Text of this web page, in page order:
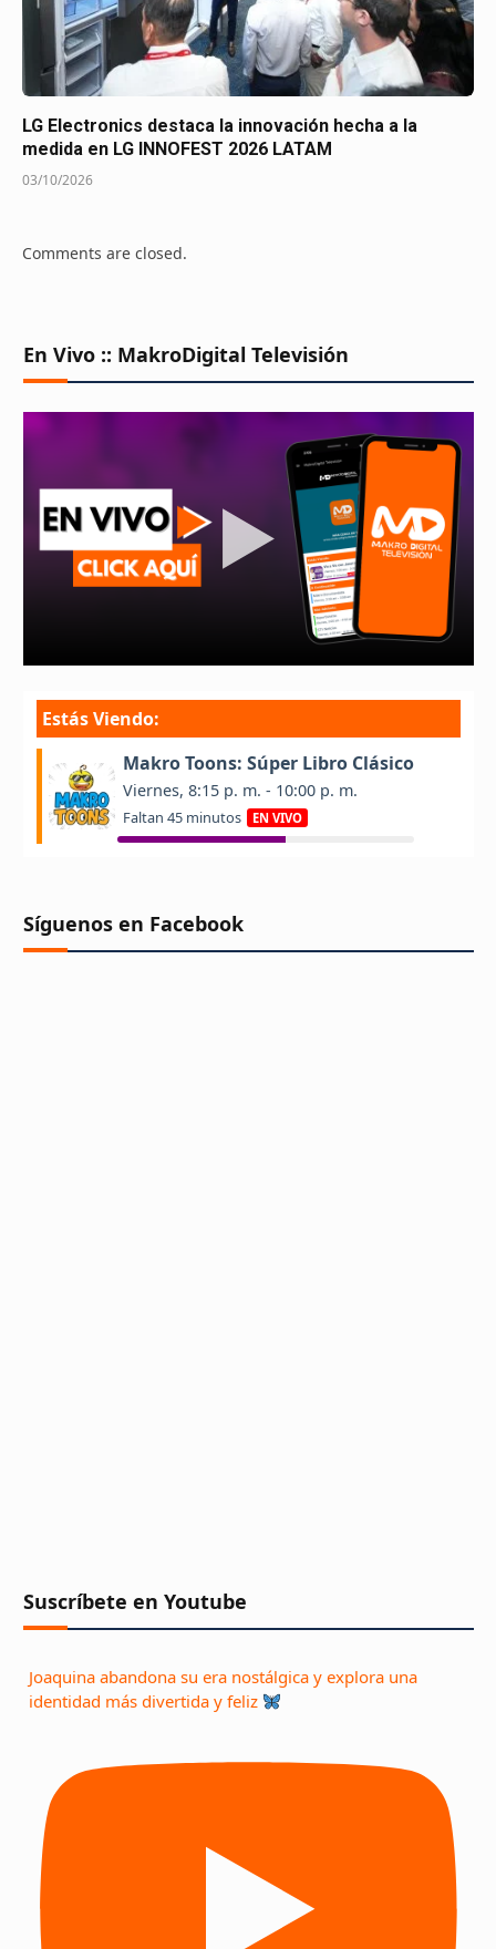
LG Electronics destaca la innovación hecha a la
medida en LG INNOFEST 2026 LATAM
03/10/2026
Comments are closed.
En Vivo :: MakroDigital Televisión
Síguenos en Facebook
Suscríbete en Youtube
Joaquina abandona su era nostálgica y explora una
identidad más divertida y feliz